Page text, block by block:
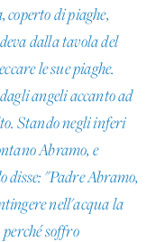
di piaghe,
dalla tavola del
le sue piaghe.
angeli accanto ad
Stando negli inferi
Abramo, e
"Padre Abramo,
nell'acqua la
soffro